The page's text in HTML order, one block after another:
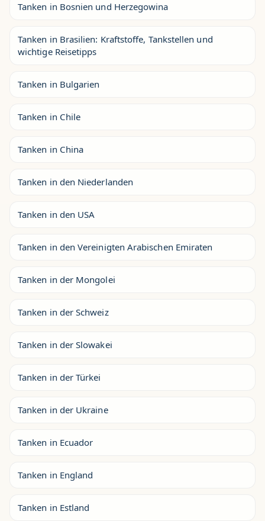
Tanken in Bosnien und Herzegowina
Tanken in Brasilien: Kraftstoffe, Tankstellen und
wichtige Reisetipps
Tanken in Bulgarien
Tanken in Chile
Tanken in China
Tanken in den Niederlanden
Tanken in den USA
Tanken in den Vereinigten Arabischen Emiraten
Tanken in der Mongolei
Tanken in der Schweiz
Tanken in der Slowakei
Tanken in der Türkei
Tanken in der Ukraine
Tanken in Ecuador
Tanken in England
Tanken in Estland